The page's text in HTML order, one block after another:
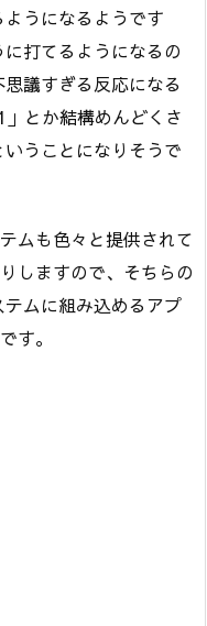
うになるようです
打てるようになるの
議すぎる反応になる
とか結構めんどくさ
うことになりそうで
ムも色々と提供されて
しますので、そちらの
ムに組み込めるアプ
す。